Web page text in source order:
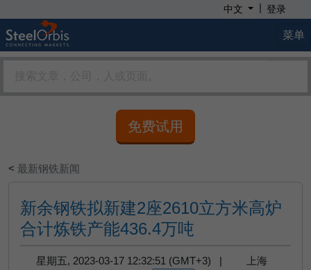
中文 | 登录
菜单
免费试用
< 最新钢铁新闻
新余钢铁拟新建2座2610立方米高炉
合计炼铁产能436.4万吨
星期五, 2023-03-17 12:32:51 (GMT+3) | 上海